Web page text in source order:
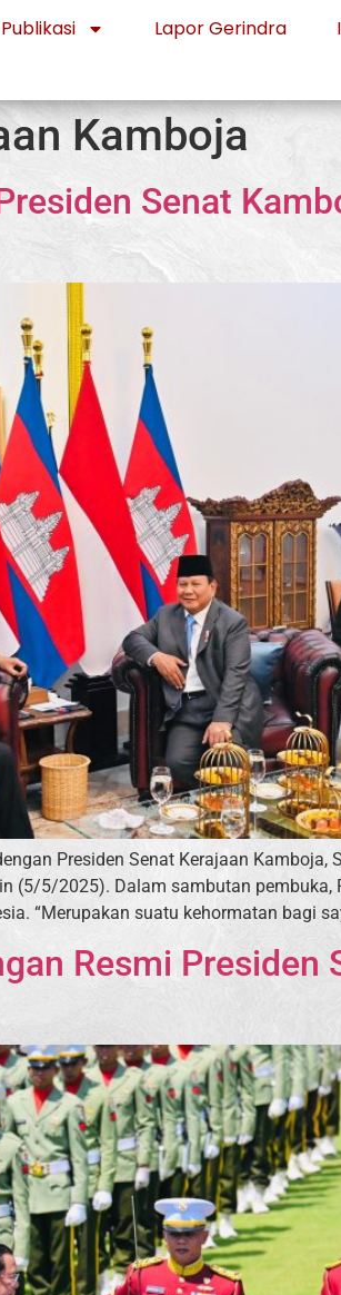
Publikasi Lapor Gerindra
Kamboja
Senat
Presiden Senat Kerajaan Kamboja,
(5/5/2025). Dalam sambutan
“Merupakan suatu kehormatan bagi
Resmi Presiden